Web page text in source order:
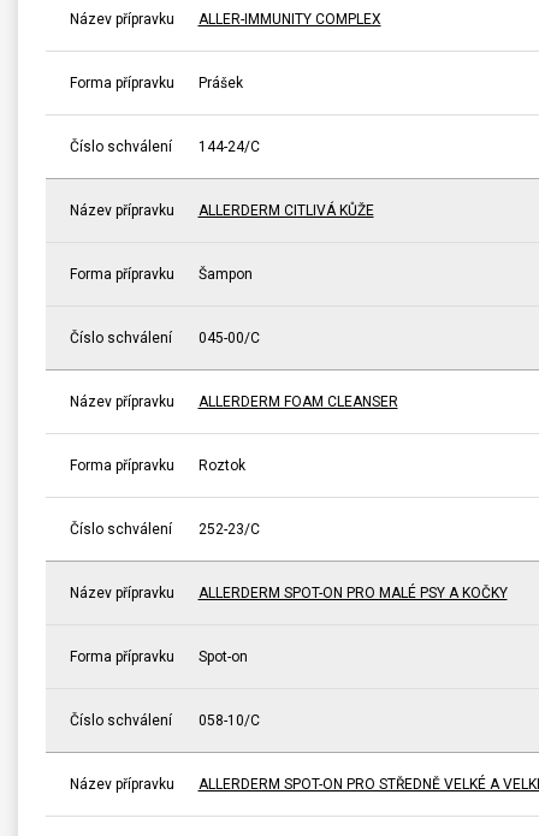
Název přípravku ALLER-IMMUNITY COMPLEX
Forma přípravku Prášek
Číslo schválení 144-24/C
Název přípravku ALLERDERM CITLIVÁ KŮŽE
Forma přípravku Šampon
Číslo schválení 045-00/C
Název přípravku ALLERDERM FOAM CLEANSER
Forma přípravku Roztok
Číslo schválení 252-23/C
Název přípravku ALLERDERM SPOT-ON PRO MALÉ PSY A KOČKY
Forma přípravku Spot-on
Číslo schválení 058-10/C
Název přípravku ALLERDERM SPOT-ON PRO STŘEDNĚ VELKÉ A